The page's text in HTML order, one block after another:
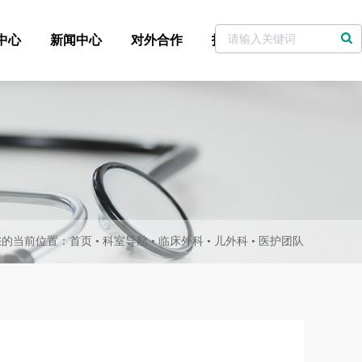
心 新闻中心 对外合作 招标采购 党委书记信箱
当前位置： 首页 • 科室导航•临床外科 • 儿外科 • 医护团队